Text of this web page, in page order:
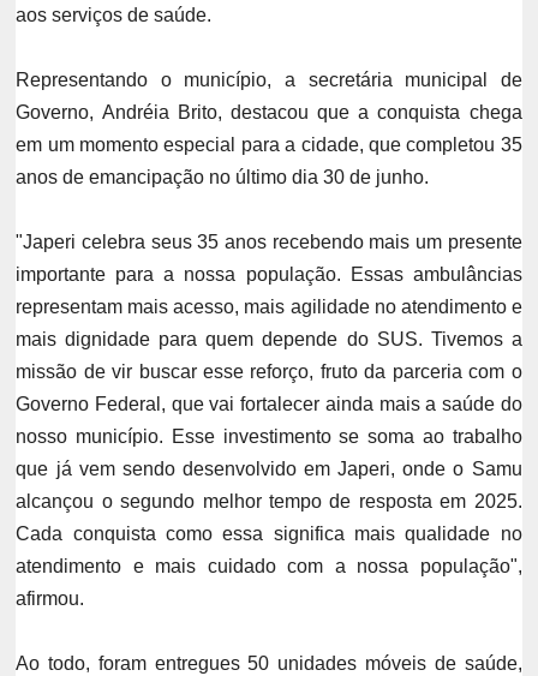
aos serviços de saúde.
Representando o município, a secretária municipal de
Governo, Andréia Brito, destacou que a conquista chega
em um momento especial para a cidade, que completou 35
anos de emancipação no último dia 30 de junho.
"Japeri celebra seus 35 anos recebendo mais um presente
importante para a nossa população. Essas ambulâncias
representam mais acesso, mais agilidade no atendimento e
mais dignidade para quem depende do SUS. Tivemos a
missão de vir buscar esse reforço, fruto da parceria com o
Governo Federal, que vai fortalecer ainda mais a saúde do
nosso município. Esse investimento se soma ao trabalho
que já vem sendo desenvolvido em Japeri, onde o Samu
alcançou o segundo melhor tempo de resposta em 2025.
Cada conquista como essa significa mais qualidade no
atendimento e mais cuidado com a nossa população",
afirmou.
Ao todo, foram entregues 50 unidades móveis de saúde,